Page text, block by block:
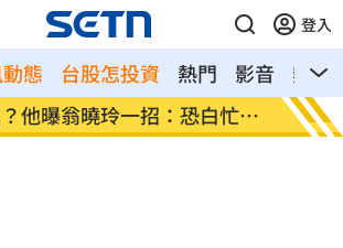
登入
態 台股怎投資 熱門 影音
熱搜
他曝翁曉玲一招：恐白忙一
疫苗
聲